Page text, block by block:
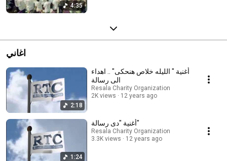
4:35
اغاني
2:18
أغنية " الليله خلاص هنحكى" .. اهداء
الى رسالة
Resala Charity Organization
2K views
12 years ago
1:24
أغنية "دى رسالة"
Resala Charity Organization
3.3K views
12 years ago